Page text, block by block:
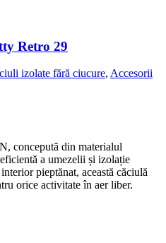
Retro 29
izolate fără ciucure, Accesorii
concepută din materialul
a umezelii și izolație
pieptănat, această căciulă
orice activitate în aer liber.